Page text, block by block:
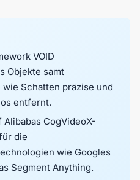
VOID
Objekte samt
Schatten präzise und
entfernt.
CogVideoX-
die
wie Googles
Segment Anything.